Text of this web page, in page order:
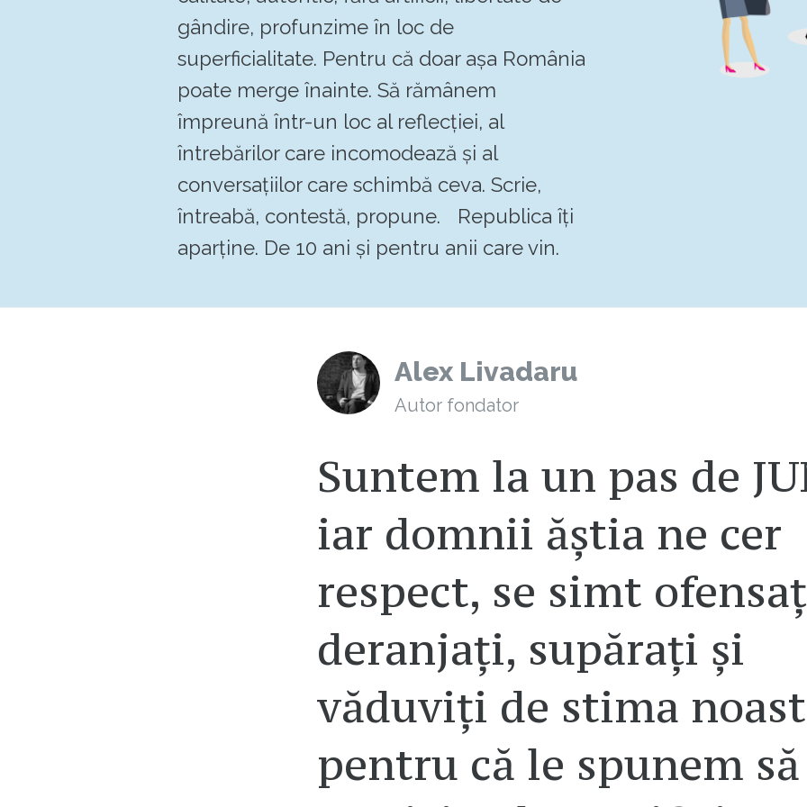
gândire, profunzime în loc de
superficialitate. Pentru că doar așa România
poate merge înainte. Să rămânem
împreună într-un loc al reflecției, al
întrebărilor care incomodează și al
conversațiilor care schimbă ceva. Scrie,
întreabă, contestă, propune. Republica îți
aparține. De 10 ani și pentru anii care vin.
Alex Livadaru
Autor fondator
Suntem la un pas de
iar domnii ăștia ne cer
respect, se simt
deranjați, supărați și
văduviți de stima
pentru că le spunem să